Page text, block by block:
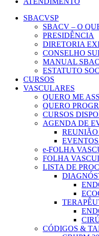
SBACVSP
SBACV – O
PRESIDÊNCIA
DIRETORIA
CONSELHO
MANUAL
ESTATUTO
CURSOS
VASCULARES
QUERO ME
QUERO
CURSOS
AGENDA DE
e-FOLHA
FOLHA
LISTA DE
CÓDIGOS &